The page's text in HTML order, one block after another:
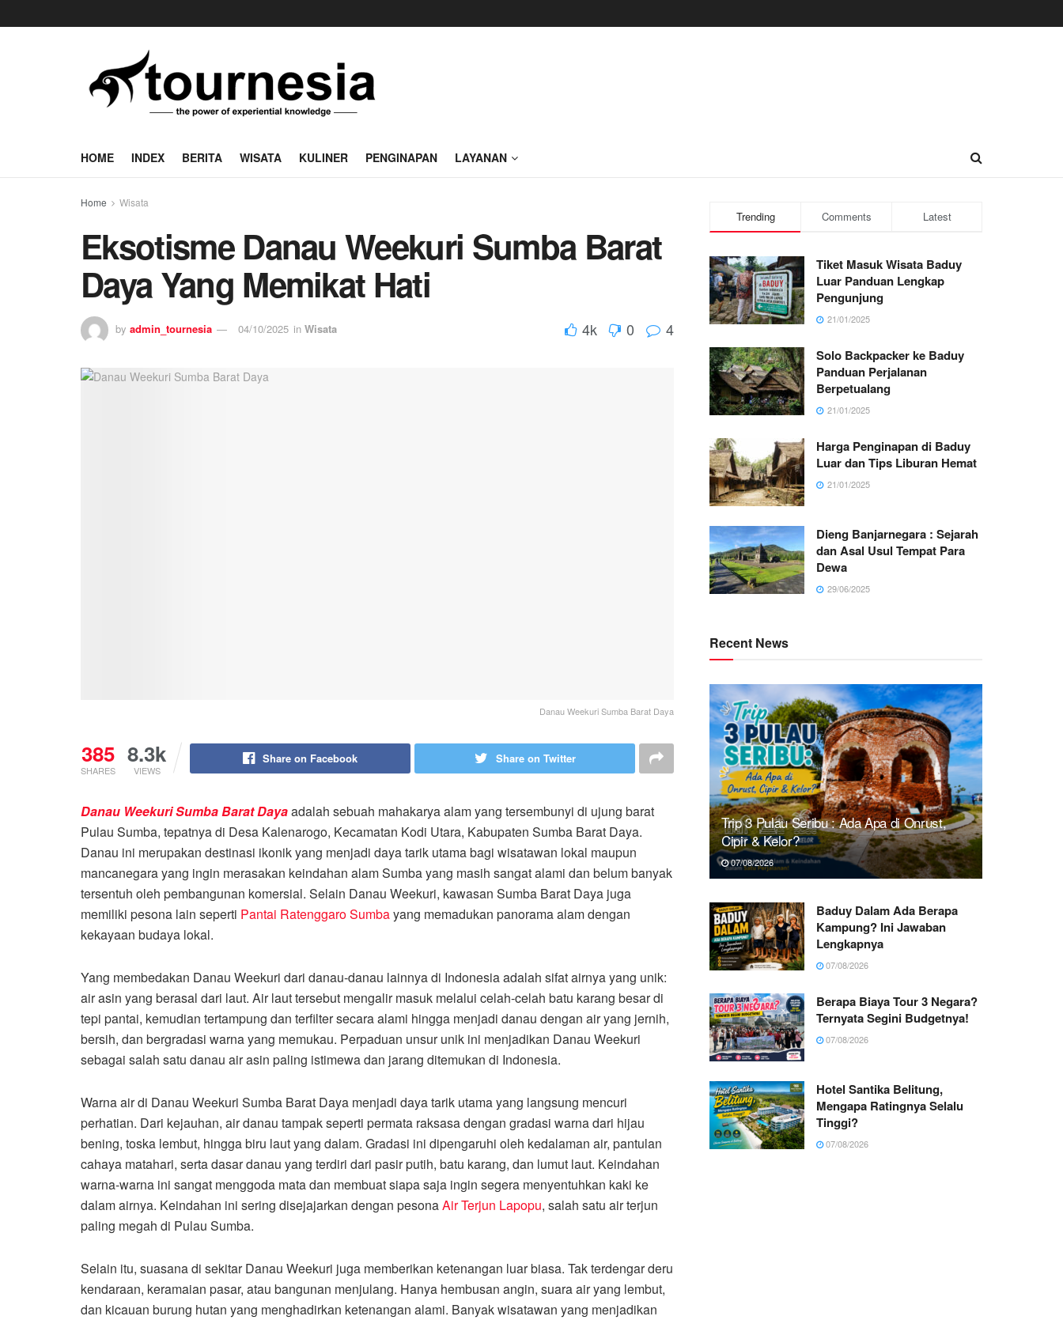
HOME INDEX BERITA WISATA KULINER PENGINAPAN LAYANAN
Home Wisata
Eksotisme Danau Weekuri Sumba Barat
Daya Yang Memikat Hati
by admin_tournesia 04/10/2025 in Wisata 4k 0 4
Danau Weekuri Sumba Barat Daya
385
SHARES
8.3k
VIEWS
Share on Facebook Share on Twitter
Danau Weekuri Sumba Barat Dayaadalah sebuah mahakarya alam yang tersembunyi di ujung barat
Pulau Sumba, tepatnya di Desa Kalenarogo, Kecamatan Kodi Utara, Kabupaten Sumba Barat Daya.
Danau ini merupakan destinasi ikonik yang menjadi daya tarik utama bagi wisatawan lokal maupun
mancanegara yang ingin merasakan keindahan alam Sumba yang masih sangat alami dan belum banyak
tersentuh oleh pembangunan komersial. Selain Danau Weekuri, kawasan Sumba Barat Daya juga
memiliki pesona lain seperti Pantai Ratenggaro Sumbayang memadukan panorama alam dengan
kekayaan budaya lokal.
Yang membedakan Danau Weekuri dari danau-danau lainnya di Indonesia adalah sifat airnya yang unik:
air asin yang berasal dari laut. Air laut tersebut mengalir masuk melalui celah-celah batu karang besar di
tepi pantai, kemudian tertampung dan terfilter secara alami hingga menjadi danau dengan air yang jernih,
bersih, dan bergradasi warna yang memukau. Perpaduan unsur unik ini menjadikan Danau Weekuri
sebagai salah satu danau air asin paling istimewa dan jarang ditemukan di Indonesia.
Warna air di Danau Weekuri Sumba Barat Daya menjadi daya tarik utama yang langsung mencuri
perhatian. Dari kejauhan, air danau tampak seperti permata raksasa dengan gradasi warna dari hijau
bening, toska lembut, hingga biru laut yang dalam. Gradasi ini dipengaruhi oleh kedalaman air, pantulan
cahaya matahari, serta dasar danau yang terdiri dari pasir putih, batu karang, dan lumut laut. Keindahan
warna-warna ini sangat menggoda mata dan membuat siapa saja ingin segera menyentuhkan kaki ke
dalam airnya. Keindahan ini sering disejajarkan dengan pesonaAir Terjun Lapopu, salah satu air terjun
paling megah di Pulau Sumba.
Selain itu, suasana di sekitar Danau Weekuri juga memberikan ketenangan luar biasa. Tak terdengar deru
kendaraan, keramaian pasar, atau bangunan menjulang. Hanya hembusan angin, suara air yang lembut,
dan kicauan burung hutan yang menghadirkan ketenangan alami. Banyak wisatawan yang menjadikan
Trending Comments Latest
Tiket Masuk Wisata Baduy
Luar Panduan Lengkap
Pengunjung
21/01/2025
Solo Backpacker ke Baduy
Panduan Perjalanan
Berpetualang
21/01/2025
Harga Penginapan di Baduy
Luar dan Tips Liburan Hemat
21/01/2025
Dieng Banjarnegara : Sejarah
dan Asal Usul Tempat Para
Dewa
29/06/2025
Recent News
Trip 3 Pulau Seribu : Ada Apa di Onrust,
Cipir & Kelor?
07/08/2026
Baduy Dalam Ada Berapa
Kampung? Ini Jawaban
Lengkapnya
07/08/2026
Berapa Biaya Tour 3 Negara?
Ternyata Segini Budgetnya!
07/08/2026
Hotel Santika Belitung,
Mengapa Ratingnya Selalu
Tinggi?
07/08/2026